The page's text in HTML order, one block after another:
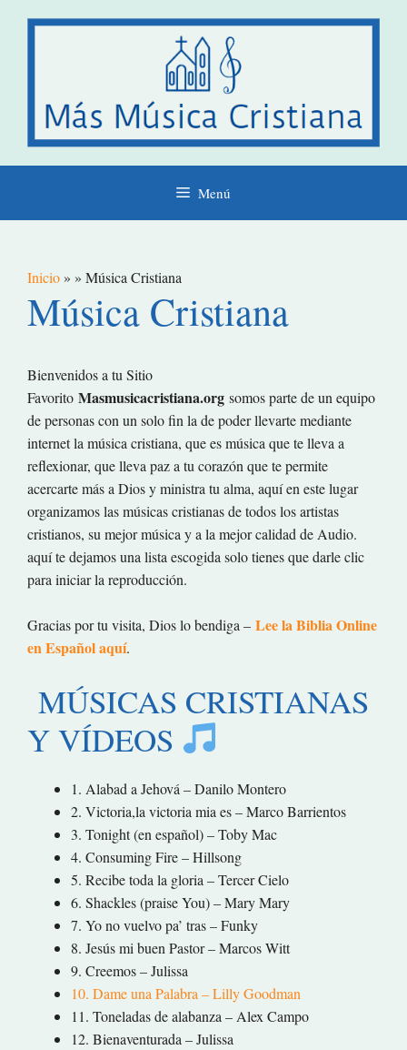
Menú
Inicio » » Música Cristiana
Música Cristiana
Bienvenidos a tu Sitio
Favorito Masmusicacristiana.org somos parte de un equipo
de personas con un solo fin la de poder llevarte mediante
internet la música cristiana, que es música que te lleva a
reflexionar, que lleva paz a tu corazón que te permite
acercarte más a Dios y ministra tu alma, aquí en este lugar
organizamos las músicas cristianas de todos los artistas
cristianos, su mejor música y a la mejor calidad de Audio.
aquí te dejamos una lista escogida solo tienes que darle clic
para iniciar la reproducción.
Gracias por tu visita, Dios lo bendiga – Lee la Biblia Online
en Español aquí.
MÚSICAS CRISTIANAS
Y VÍDEOS
1. Alabad a Jehová – Danilo Montero
2. Victoria,la victoria mia es – Marco Barrientos
3. Tonight (en español) – Toby Mac
4. Consuming Fire – Hillsong
5. Recibe toda la gloria – Tercer Cielo
6. Shackles (praise You) – Mary Mary
7. Yo no vuelvo pa’ tras – Funky
8. Jesús mi buen Pastor – Marcos Witt
9. Creemos – Julissa
10. Dame una Palabra – Lilly Goodman
11. Toneladas de alabanza – Alex Campo
12. Bienaventurada – Julissa